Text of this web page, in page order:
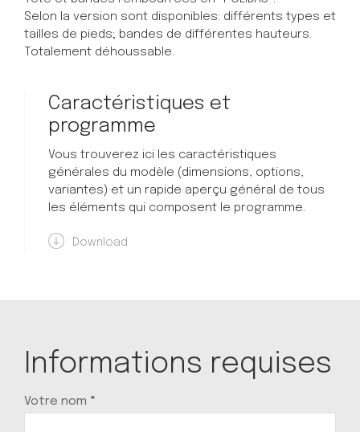
Selon la version sont disponibles: différents types et
tailles de pieds; bandes de différentes hauteurs.
Totalement déhoussable.
Caractéristiques et
programme
Vous trouverez ici les caractéristiques
générales du modèle (dimensions, options,
variantes) et un rapide aperçu général de tous
les éléments qui composent le programme.
Download
Informations requises
Votre nom *